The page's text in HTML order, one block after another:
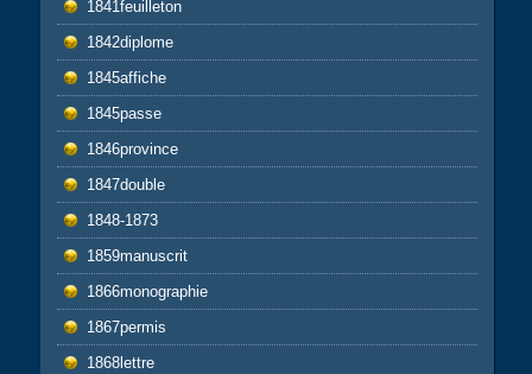
1841feuilleton
1842diplome
1845affiche
1845passe
1846province
1847double
1848-1873
1859manuscrit
1866monographie
1867permis
1868lettre